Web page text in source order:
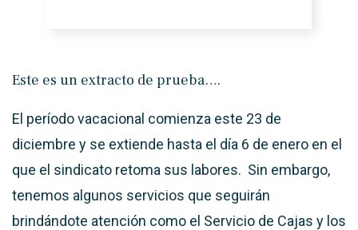
Este es un extracto de prueba….
El período vacacional comienza este 23 de
diciembre y se extiende hasta el día 6 de enero en el
que el sindicato retoma sus labores. Sin embargo,
tenemos algunos servicios que seguirán
brindándote atención como el Servicio de Cajas y los